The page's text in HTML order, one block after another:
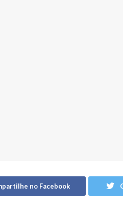
no Facebook